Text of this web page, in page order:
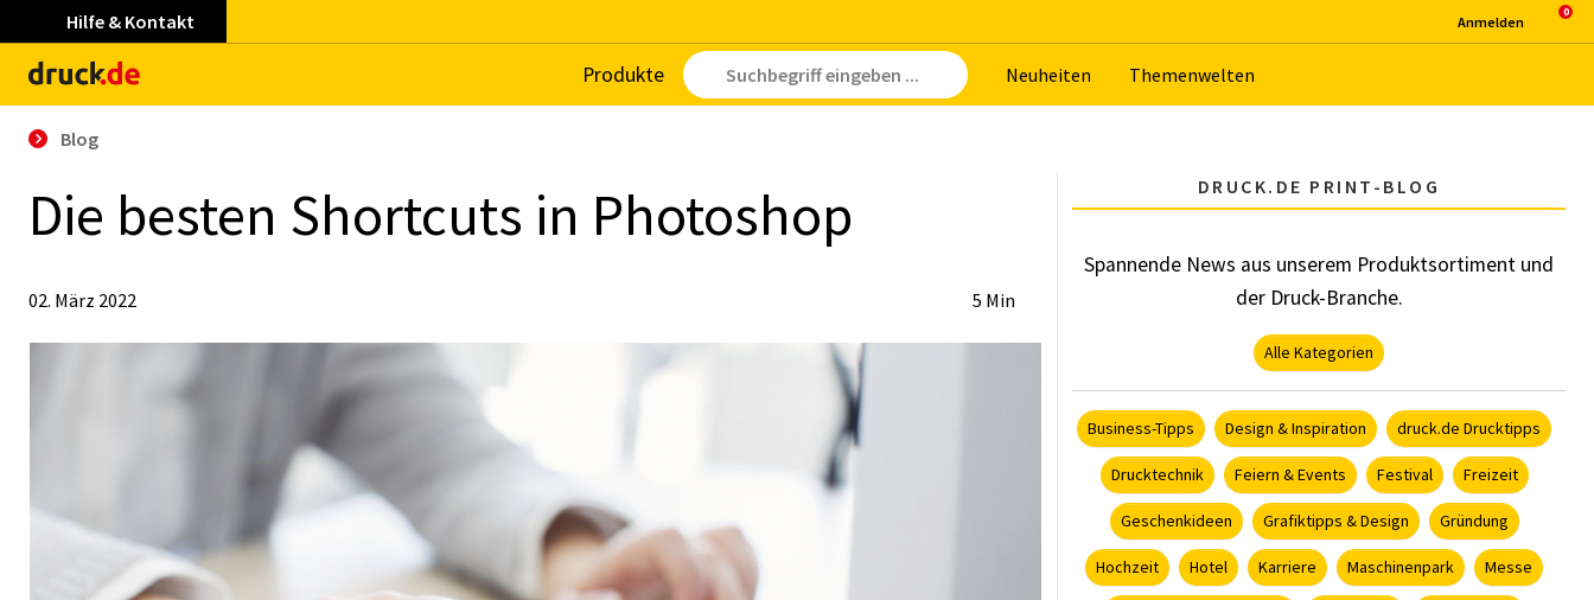
Hilfe & Kontakt
Pro­duk­te Neu­hei­ten The­men­wel­ten
An­mel­den
Blog
Die bes­ten Short­cuts in Pho­to­shop
02. März 2022 5 Min
DRUCK.DE PRINT-BLOG
Spannende News aus unserem Produktsortiment und
der Druck-Branche.
Alle Kategorien
Business-Tipps Design & Inspiration druck.de Drucktipps
Drucktechnik Feiern & Events Festival Freizeit
Geschenkideen Grafiktipps & Design Gründung
Hochzeit Hotel Karriere Maschinenpark Messe